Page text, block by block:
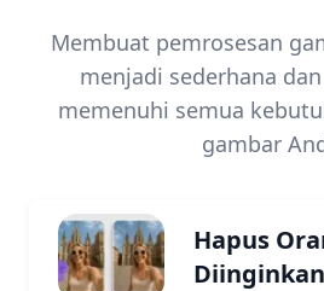
Membuat pemrosesan
menjadi sederhana
memenuhi semua
gambar
Hapus
Diinginkan